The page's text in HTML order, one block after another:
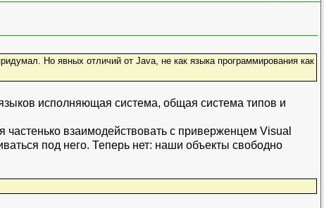
Но явных отличий от Java, не как языка программирования как
исполняющая система, общая система типов и
взаимодействовать с приверженцем Visual
под него. Теперь нет: наши объекты свободно